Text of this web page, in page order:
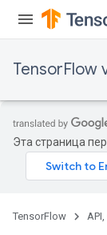
TensorFlow
Эта страница
TensorFlow API,